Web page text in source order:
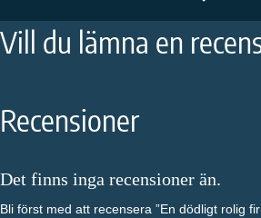
Vill du lämna en
Recensioner
Det finns inga recensioner än.
Bli först med att recensera ”En dödligt rolig